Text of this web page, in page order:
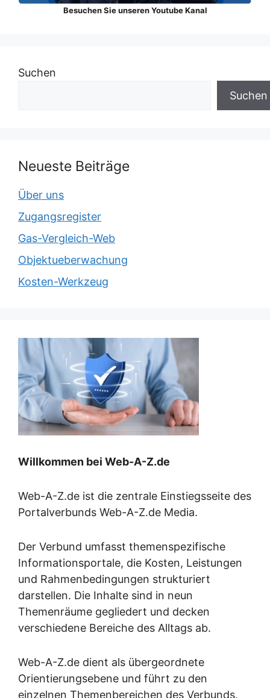
Besuchen Sie unseren Youtube Kanal
Suchen
Suchen
Neueste Beiträge
Über uns
Zugangsregister
Gas-Vergleich-Web
Objektueberwachung
Kosten-Werkzeug
Willkommen bei Web-A-Z.de
Web-A-Z.de ist die zentrale Einstiegsseite des
Portalverbunds Web-A-Z.de Media.
Der Verbund umfasst themenspezifische
Informationsportale, die Kosten, Leistungen
und Rahmenbedingungen strukturiert
darstellen. Die Inhalte sind in neun
Themenräume gegliedert und decken
verschiedene Bereiche des Alltags ab.
Web-A-Z.de dient als übergeordnete
Orientierungsebene und führt zu den
einzelnen Themenbereichen des Verbunds.